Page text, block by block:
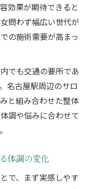
効果が期待できると
問わず幅広い世代が
の施術需要が高まっ
でも交通の要所であ
名古屋駅周辺のサロ
と組み合わせた整体
調や悩みに合わせて
体調の変化
で、まず実感しやす